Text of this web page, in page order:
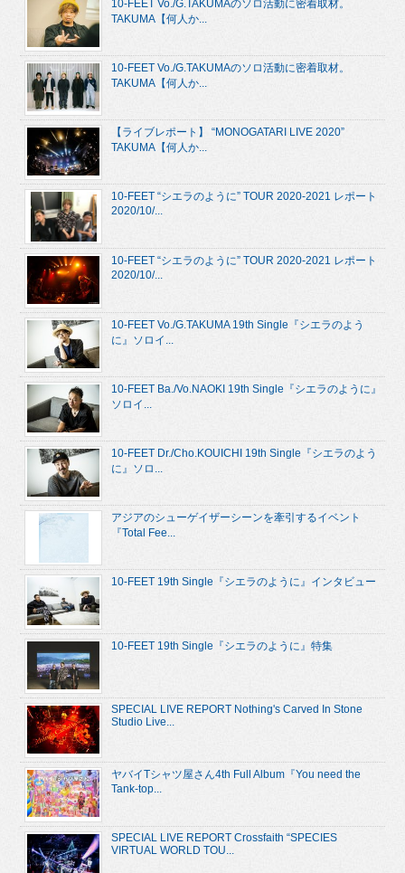
10-FEET Vo./G.TAKUMAのソロ活動に密着取材。
TAKUMA【何人か...
10-FEET Vo./G.TAKUMAのソロ活動に密着取材。
TAKUMA【何人か...
【ライブレポート】 “MONOGATARI LIVE 2020”
TAKUMA【何人か...
10-FEET “シエラのように” TOUR 2020-2021 レポート
2020/10/...
10-FEET “シエラのように” TOUR 2020-2021 レポート
2020/10/...
10-FEET Vo./G.TAKUMA 19th Single『シエラのよう
に』ソロイ...
10-FEET Ba./Vo.NAOKI 19th Single『シエラのように』
ソロイ...
10-FEET Dr./Cho.KOUICHI 19th Single『シエラのよう
に』ソロ...
アジアのシューゲイザーシーンを牽引するイベント
『Total Fee...
10-FEET 19th Single『シエラのように』インタビュー
10-FEET 19th Single『シエラのように』特集
SPECIAL LIVE REPORT Nothing's Carved In Stone
Studio Live...
ヤバイTシャツ屋さん4th Full Album『You need the
Tank-top...
SPECIAL LIVE REPORT Crossfaith “SPECIES
VIRTUAL WORLD TOU...